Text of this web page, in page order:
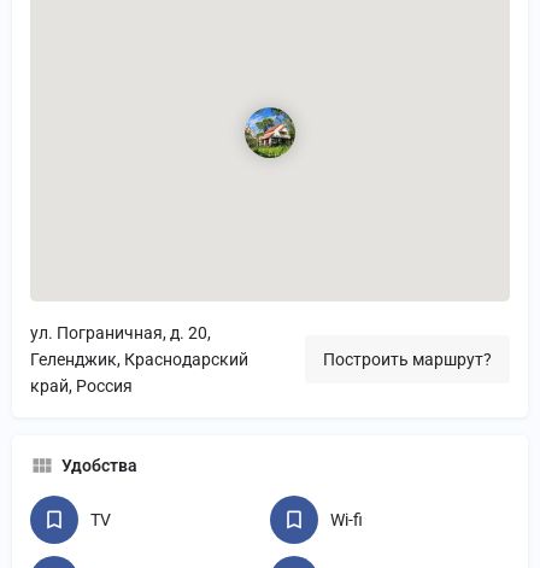
ул. Пограничная, д. 20,
Геленджик, Краснодарский
край, Россия
Построить маршрут?
Удобства
TV Wi-fi